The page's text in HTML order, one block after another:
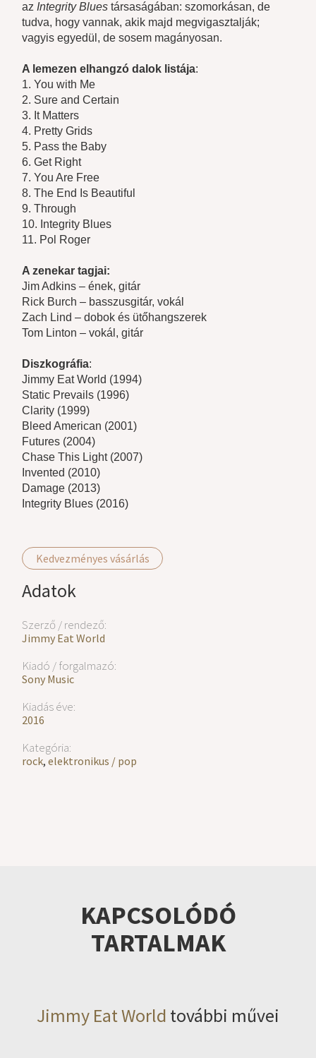
Kedvezményes vásárlás
Adatok
Szerző / rendező:
Jimmy Eat World
Kiadó / forgalmazó:
Sony Music
Kiadás éve:
2016
Kategória:
rock,elektronikus / pop
az Integrity Blues társaságában: szomorkásan, de
tudva, hogy vannak, akik majd megvigasztalják;
vagyis egyedül, de sosem magányosan.
A lemezen elhangzó dalok listája:
1. You with Me
2. Sure and Certain
3. It Matters
4. Pretty Grids
5. Pass the Baby
6. Get Right
7. You Are Free
8. The End Is Beautiful
9. Through
10. Integrity Blues
11. Pol Roger
A zenekar tagjai:
Jim Adkins – ének, gitár
Rick Burch – basszusgitár, vokál
Zach Lind – dobok és ütőhangszerek
Tom Linton – vokál, gitár
Diszkográfia:
Jimmy Eat World (1994)
Static Prevails (1996)
Clarity (1999)
Bleed American (2001)
Futures (2004)
Chase This Light (2007)
Invented (2010)
Damage (2013)
Integrity Blues (2016)
KAPCSOLÓDÓ
TARTALMAK
Jimmy Eat World további művei